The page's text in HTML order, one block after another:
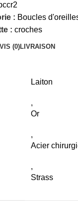
: Boucles
: croches
(0)LIVRAISON
Laiton
,
Or
,
Acier
,
Strass